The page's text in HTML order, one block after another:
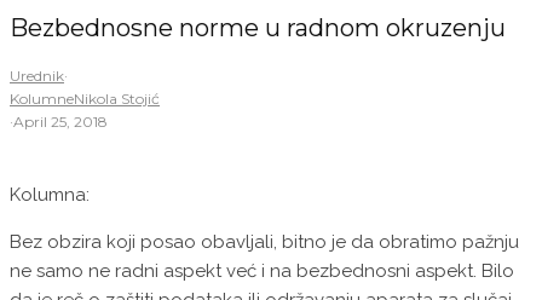
Bezbednosne norme u radnom okruzenju
Urednik·
KolumneNikola Stojić
·April 25, 2018
Kolumna:
Bez obzira koji posao obavljali, bitno je da obratimo pažnju
ne samo ne radni aspekt već i na bezbednosni aspekt. Bilo